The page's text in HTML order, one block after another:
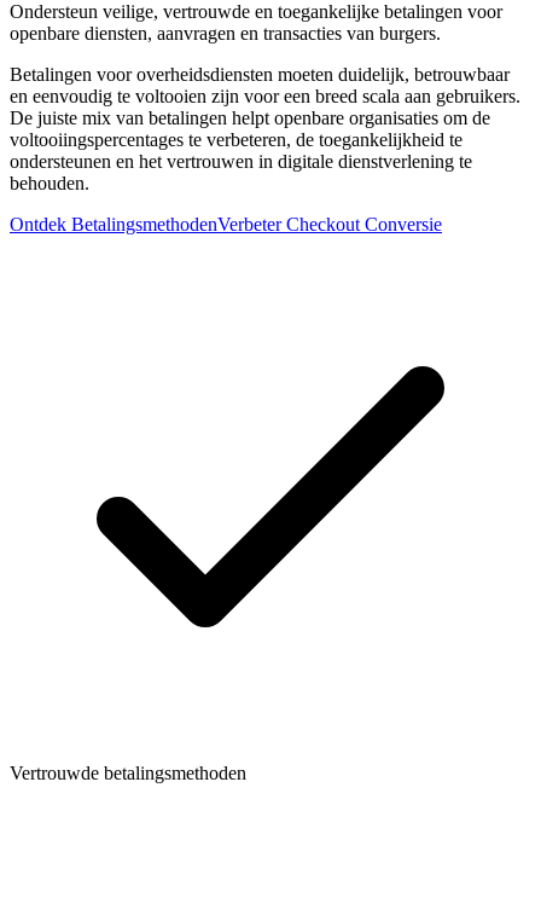
Ondersteun veilige, vertrouwde en toegankelijke betalingen voor
openbare diensten, aanvragen en transacties van burgers.
Betalingen voor overheidsdiensten moeten duidelijk, betrouwbaar
en eenvoudig te voltooien zijn voor een breed scala aan gebruikers.
De juiste mix van betalingen helpt openbare organisaties om de
voltooiingspercentages te verbeteren, de toegankelijkheid te
ondersteunen en het vertrouwen in digitale dienstverlening te
behouden.
Ontdek BetalingsmethodenVerbeter Checkout Conversie
Vertrouwde betalingsmethoden